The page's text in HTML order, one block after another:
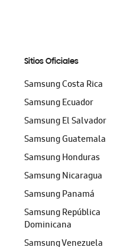
Sitios Oficiales
Samsung Costa Rica
Samsung Ecuador
Samsung El Salvador
Samsung Guatemala
Samsung Honduras
Samsung Nicaragua
Samsung Panamá
Samsung República
Dominicana
Samsung Venezuela